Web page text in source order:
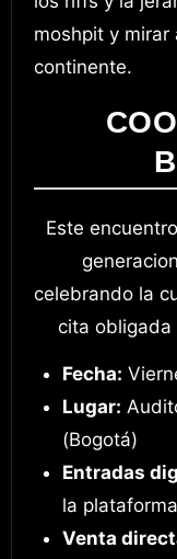
moshpit y mirar
continente.
Este
celebrando la
cita obligada
Fecha:
Lugar:
(Bogotá)
Entradas
la plataforma
Venta